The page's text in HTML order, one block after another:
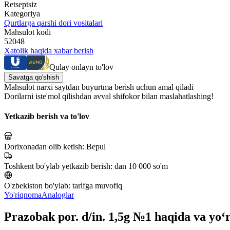
Retseptsiz
Kategoriya
Qurtlarga qarshi dori vositalari
Mahsulot kodi
52048
Xatolik haqida xabar berish
Qulay onlayn to'lov
Savatga qo'shish
Mahsulot narxi saytdan buyurtma berish uchun amal qiladi
Dorilarni iste'mol qilishdan avval shifokor bilan maslahatlashing!
Yetkazib berish va to'lov
Dorixonadan olib ketish: Bepul
Toshkent bo'ylab yetkazib berish: dan 10 000 so'm
O'zbekiston bo'ylab: tarifga muvofiq
Yo'riqnomaAnaloglar
Prazobak por. d/in. 1,5g №1 haqida va